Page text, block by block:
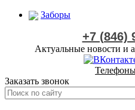
Заборы
+7 (846)
Актуальные новости и
Заказать звонок